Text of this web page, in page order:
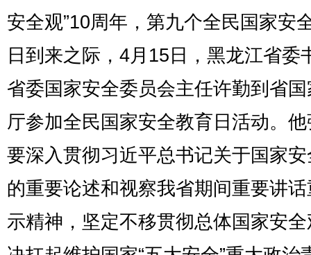
安全观”10周年，第九个全民国家安
日到来之际，4月15日，黑龙江省委
省委国家安全委员会主任许勤到省
厅参加全民国家安全教育日活动。
要深入贯彻习近平总书记关于国家
的重要论述和视察我省期间重要讲
示精神，坚定不移贯彻总体国家安